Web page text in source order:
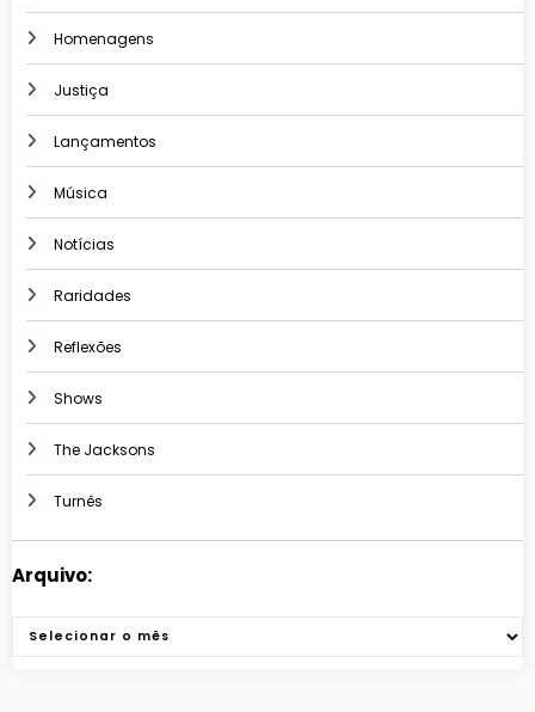
Homenagens
Justiça
Lançamentos
Música
Notícias
Raridades
Reflexões
Shows
The Jacksons
Turnês
Arquivo:
Arquivos